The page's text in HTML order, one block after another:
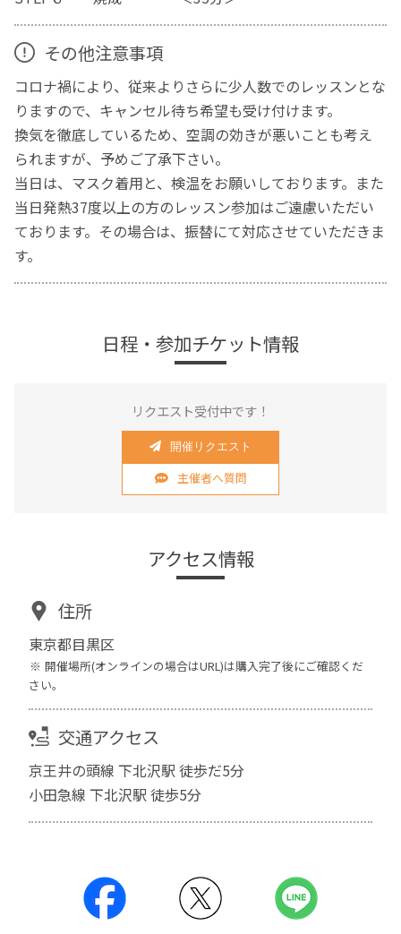
その他注意事項
コロナ禍により、従来よりさらに少人数でのレッスンとな
りますので、キャンセル待ち希望も受け付けます。
換気を徹底しているため、空調の効きが悪いことも考え
られますが、予めご了承下さい。
当日は、マスク着用と、検温をお願いしております。また
当日発熱37度以上の方のレッスン参加はご遠慮いただい
ております。その場合は、振替にて対応させていただきま
す。
日程・参加チケット情報
リクエスト受付中です！
開催リクエスト
主催者へ質問
アクセス情報
住所
東京都目黒区
開催場所(オンラインの場合はURL)は購入完了後にご確認くだ
さい。
交通アクセス
京王井の頭線 下北沢駅 徒歩だ5分
小田急線 下北沢駅 徒歩5分